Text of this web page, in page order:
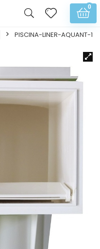
0
PISCINA-LINER-AQUANT-1